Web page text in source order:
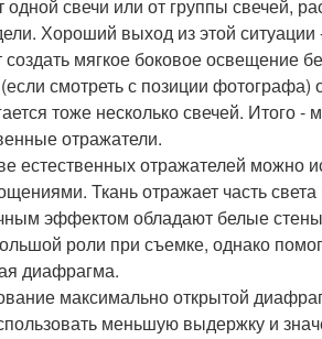
свечи или от группы свечей,
Хороший выход из этой ситуации
создать мягкое боковое освещение
смотреть с позиции
тоже несколько свечей. Итого -
отражатели.
естественных отражателей можно
Ткань отражает часть
эффектом обладают белые
роли при съемке, однако
диафрагма.
максимально открытой
меньшую выдержку и